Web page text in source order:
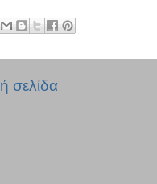
σελίδα